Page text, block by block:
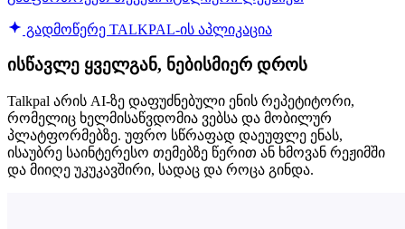
გადმოწერე TALKPAL-ის აპლიკაცია
ისწავლე ყველგან, ნებისმიერ დროს
Talkpal არის AI-ზე დაფუძნებული ენის რეპეტიტორი,
რომელიც ხელმისაწვდომია ვებსა და მობილურ
პლატფორმებზე. უფრო სწრაფად დაეუფლე ენას,
ისაუბრე საინტერესო თემებზე წერით ან ხმოვან რეჟიმში
და მიიღე უკუკავშირი, სადაც და როცა გინდა.